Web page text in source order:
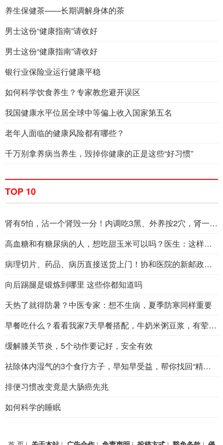
养生保健茶——长期调解身体的茶
男士这份“健康指南”请收好
男士这份“健康指南”请收好
银行业保险业运行健康平稳
如何科学饮食养生？专家教您避开误区
我国健康水平位居全球中等偏上收入国家第五名
老年人面临的健康风险都有哪些？
千万别拿养病当养生，毁掉你健康的正是这些“好习惯”
TOP 10
肾有5怕，沾一个肾毁一分！内调吃3黑、外养按2穴，肾一天比一天好
高血糖和有糖尿病的人，想吃甜玉米可以吗？医生：这样吃还有益处
病理切片、药品、病历直接送货上门！协和医院的新邮政服务
向后踢腿是锻炼到哪里 这些你都知道吗
天热了就得防暑？中医专家：想不生病，夏季防寒同样重要
早餐吃什么？看看我家7天早餐搭配，牛奶米粥豆浆，有荤有素
缓解膝关节炎，5个动作要记好，安全有效
祛除体内湿气的3个食疗方子，早知早受益，帮你找回“精气神”！
排便习惯改变竟是大肠癌先兆
如何科学的睡眠